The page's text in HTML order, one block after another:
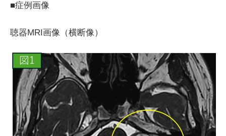
■症例画像
聴器MRI画像（横断像）